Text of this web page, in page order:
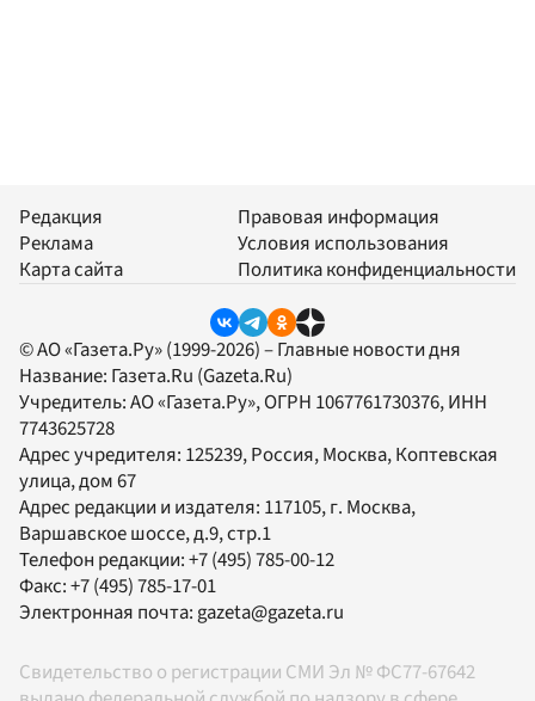
Редакция
Реклама
Карта сайта
Правовая информация
Условия использования
Политика конфиденциальности
© АО «Газета.Ру» (1999-2026) – Главные новости дня
Название: Газета.Ru (Gazeta.Ru)
Учредитель:АО «Газета.Ру», ОГРН 1067761730376, ИНН
7743625728
Адрес учредителя: 125239, Россия, Москва, Коптевская
улица, дом 67
Адрес редакции и издателя: 117105, г. Москва,
Варшавское шоссе, д.9, стр.1
Телефон редакции:+7 (495) 785-00-12
Факс:+7 (495) 785-17-01
Электронная почта: gazeta@gazeta.ru
Свидетельство о регистрации СМИ Эл № ФС77-67642